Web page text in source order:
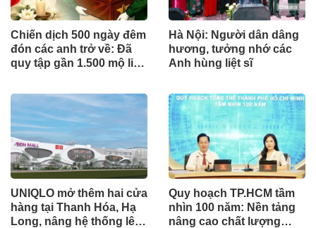
Chiến dịch 500 ngày đêm
đón các anh trở về: Đã
quy tập gần 1.500 mộ liệt
Hà Nội: Người dân dâng
hương, tưởng nhớ các
Anh hùng liệt sĩ
UNIQLO mở thêm hai cửa
hàng tại Thanh Hóa, Hạ
Long, nâng hệ thống lên
Quy hoạch TP.HCM tầm
nhìn 100 năm: Nền tảng
nâng cao chất lượng